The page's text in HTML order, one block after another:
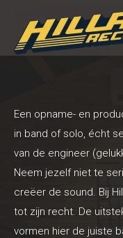
Een opname- en
in band of solo, écht
van de engineer
Neem jezelf niet te
creëer de sound. Bij
tot zijn recht. De
vormen hier de juiste